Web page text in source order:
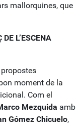
mallorquines, que
L’ESCENA
moment de la
Com el
Mezquida amb
Gómez Chicuelo,